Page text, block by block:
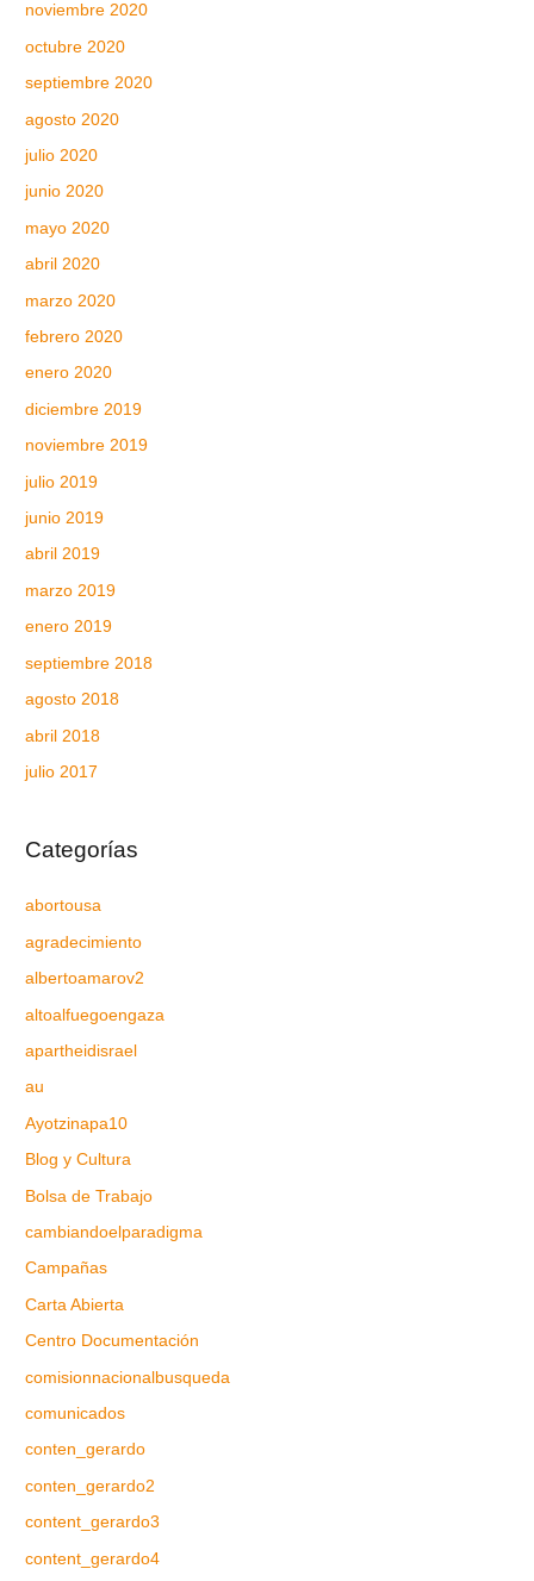
noviembre 2020
octubre 2020
septiembre 2020
agosto 2020
julio 2020
junio 2020
mayo 2020
abril 2020
marzo 2020
febrero 2020
enero 2020
diciembre 2019
noviembre 2019
julio 2019
junio 2019
abril 2019
marzo 2019
enero 2019
septiembre 2018
agosto 2018
abril 2018
julio 2017
Categorías
abortousa
agradecimiento
albertoamarov2
altoalfuegoengaza
apartheidisrael
au
Ayotzinapa10
Blog y Cultura
Bolsa de Trabajo
cambiandoelparadigma
Campañas
Carta Abierta
Centro Documentación
comisionnacionalbusqueda
comunicados
conten_gerardo
conten_gerardo2
content_gerardo3
content_gerardo4